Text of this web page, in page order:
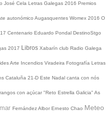
José Cela Letras Galegas 2016 Premios
autonómico Augasquentes Womex 2016 O
Centenario Eduardo Pondal DestinoStgo
2017 Libros Xabarín club Radio Galega
Arte Incendios Viradeira Fotografía Letras
Cataluña 21-D Este Nadal canta con nós
con açúcar "Reto Estrella Galicia" As
Fernández Albor Ernesto Chao Meteo